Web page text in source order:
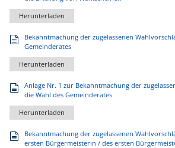
Herunterladen
Bekanntmachung der zugelassenen
Gemeinderates
Herunterladen
Anlage Nr. 1 zur Bekanntmachung der
die Wahl des Gemeinderates
Herunterladen
Bekanntmachung der zugelassenen
ersten Bürgermeisterin / des ersten